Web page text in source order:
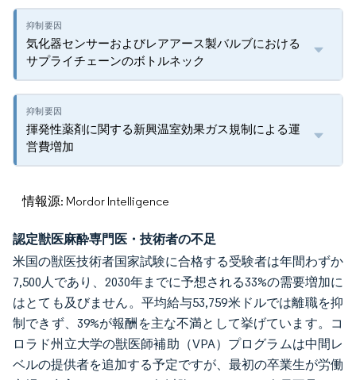
気化器センサーおよびレアアース製バルブにおける
サプライチェーンのボトルネック
揮発性薬剤に関する新興温室効果ガス規制による運
営費増加
情報源: Mordor Intelligence
認定獣医麻酔専門医・技術者の不足
米国の獣医技術者国家試験に合格する受験者は年間わずか
7,500人であり、2030年までに予想される33%の需要増加に
はとても及びません。平均給与53,759米ドルでは離職を抑
制できず、39%が報酬を主な不満として挙げています。コ
ロラド州立大学の獣医師補助（VPA）プログラムは中間レ
ベルの提供者を追加する予定ですが、最初の卒業生が労働